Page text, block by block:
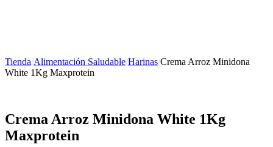
Tienda/Alimentación Saludable/Harinas/Crema Arroz Minidona
White 1Kg Maxprotein
Crema Arroz Minidona White 1Kg
Maxprotein